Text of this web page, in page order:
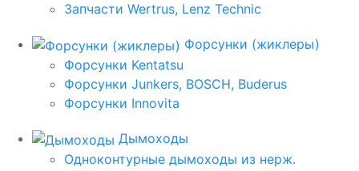
Запчасти Wertrus, Lenz Technic
Форсунки (жиклеры)
Форсунки Kentatsu
Форсунки Junkers, BOSCH, Buderus
Форсунки Innovita
Дымоходы
Одноконтурные дымоходы из нерж.